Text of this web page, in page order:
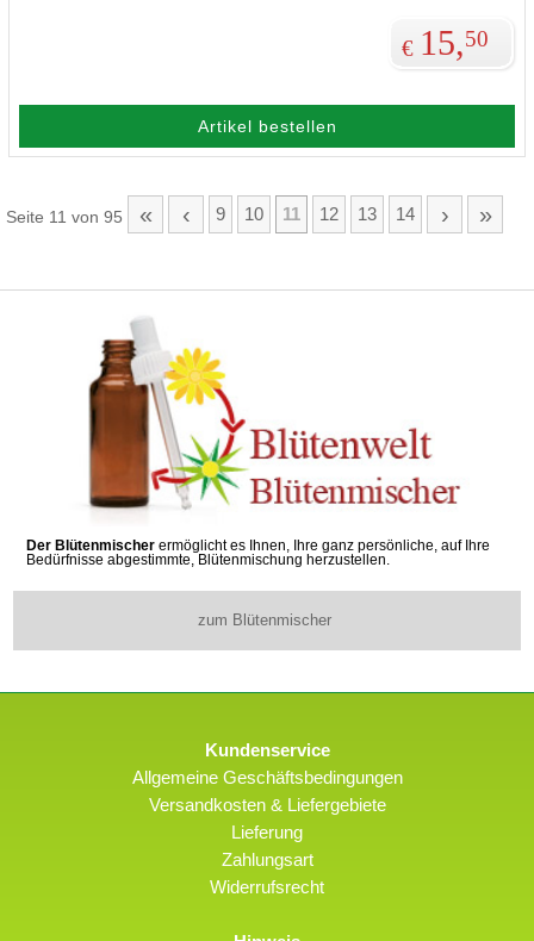
€ 15,50
Artikel bestellen
Seite 11 von 95 « ‹ 9 10 11 12 13 14 › »
Der Blütenmischer ermöglicht es Ihnen, Ihre ganz persönliche, auf Ihre
Bedürfnisse abgestimmte, Blütenmischung herzustellen.
zum Blütenmischer
Kundenservice
Allgemeine Geschäftsbedingungen
Versandkosten & Liefergebiete
Lieferung
Zahlungsart
Widerrufsrecht